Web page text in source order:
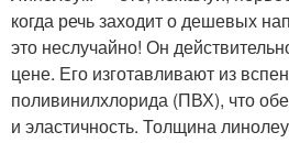
когда речь заходит о дешевых
это неслучайно! Он
цене. Его изготавливают из
поливинилхлорида (ПВХ), что
и эластичность. Толщина